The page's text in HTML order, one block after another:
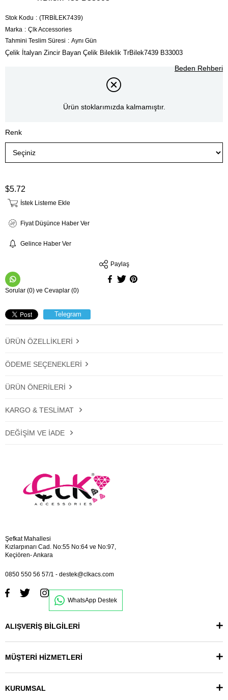
Stok Kodu
(TRBİLEK7439)
Marka : Çlk Accessories
Tahmini Teslim Süresi : Aynı Gün
Çelik İtalyan Zincir Bayan Çelik Bileklik TrBilek7439 B33003
Beden Rehberi
Ürün stoklarımızda kalmamıştır.
Renk
$5.72
İstek Listeme Ekle
Fiyat Düşünce Haber Ver
Gelince Haber Ver
Paylaş
Sorular (0) ve Cevaplar (0)
Telegram
ÜRÜN ÖZELLIKLERI
ÖDEME SEÇENEKLERI
ÜRÜN ÖNERILERI
KARGO & TESLIMAT
DEĞIŞIM VE İADE
Şefkat Mahallesi
Kızlarpınarı Cad. No:55 No:64 ve No:97,
Keçiören- Ankara
0850 550 56 57/1 - destek@clkacs.com
WhatsApp Destek
ALIŞVERİŞ BİLGİLERİ
MÜŞTERİ HİZMETLERİ
KURUMSAL